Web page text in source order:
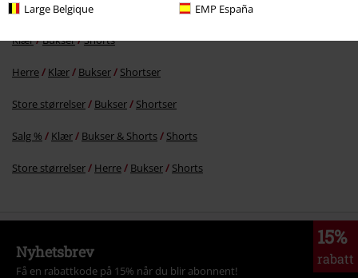
Large Belgique EMP España
Flere kategorier. Flere valgmuligheter.
Klær Bukser Shorts
Herre Klær Bukser Shortser
Store størrelser Bukser Shortser
Salg % Klær Bukser & Shorts Shorts
Store størrelser Herre Bukser Shorts
15%
rabatt
Nyhetsbrev
Få en rabattkode på 15% når du blir abonnent!